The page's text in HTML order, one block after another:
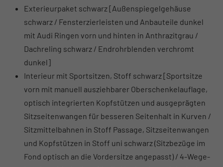
Exterieurpaket schwarz [Außenspiegelgehäuse
schwarz / Fensterzierleisten und Anbauteile dunkel
mit Audi Ringen vorn und hinten in Anthrazitgrau /
Dachreling schwarz / Endrohrblenden verchromt
dunkel]
Interieur mit Sportsitzen, Stoff schwarz [Sportsitze
vorn mit manuell ausziehbarer Oberschenkelauflage,
optisch integrierten Kopfstützen und ausgeprägten
Sitzseitenwangen für besseren Seitenhalt in Kurven /
Sitzmittelbahnen in Stoff Passage, Sitzseitenwangen
und Kopfstützen in Stoff uni schwarz (Sitzbezüge im
Fond optisch an die Vordersitze angepasst) / 4-Wege-